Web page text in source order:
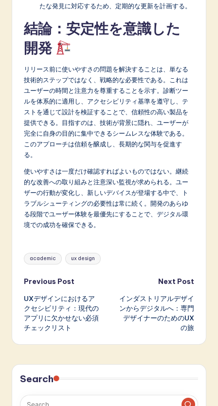
たな発見に対応するため、定期的な更新を計画する。
結論：安定性を意識した
開発
リリース前に使いやすさの問題を解決することは、単なる
技術的ステップではなく、戦略的な必要性である。これは
ユーザーの時間と注意力を尊重することを示す。診断ツー
ルを体系的に適用し、アクセシビリティ基準を遵守し、テ
ストを通じて設計を検証することで、信頼性の高い製品を
提供できる。目指すのは、技術が背景に隠れ、ユーザーが
完全に自身の目的に集中できるシームレスな体験である。
このアプローチは信頼を醸成し、長期的な関与を促進す
る。
使いやすさは一度だけ確認すればよいものではない。継続
的な改善への取り組みと注意深い監視が求められる。ユー
ザーの行動が変化し、新しいデバイスが登場する中で、ト
ラブルシューティングの必要性は常に続く。開発のあらゆ
る段階でユーザー体験を最優先にすることで、デジタル環
境での成功を確保できる。
Tags:
academic ux design
Post
navigation
Previous Post
UXデザインにおけるア
クセシビリティ：現代の
アプリに欠かせない必須
チェックリスト
Next Post
インダストリアルデザイ
ンからデジタルへ：専門
デザイナーのためのUX
の旅
Search